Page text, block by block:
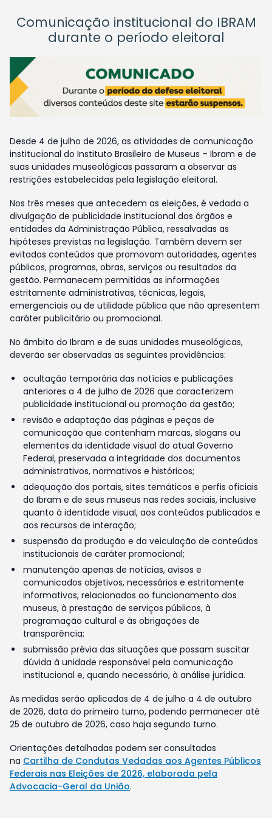
Comunicação institucional do IBRAM
durante o período eleitoral
Desde 4 de julho de 2026, as atividades de comunicação
institucional do Instituto Brasileiro de Museus – Ibram e de
suas unidades museológicas passaram a observar as
restrições estabelecidas pela legislação eleitoral.
Nos três meses que antecedem as eleições, é vedada a
divulgação de publicidade institucional dos órgãos e
entidades da Administração Pública, ressalvadas as
hipóteses previstas na legislação. Também devem ser
evitados conteúdos que promovam autoridades, agentes
públicos, programas, obras, serviços ou resultados da
gestão. Permanecem permitidas as informações
estritamente administrativas, técnicas, legais,
emergenciais ou de utilidade pública que não apresentem
caráter publicitário ou promocional.
No âmbito do Ibram e de suas unidades museológicas,
deverão ser observadas as seguintes providências:
ocultação temporária das notícias e publicações
anteriores a 4 de julho de 2026 que caracterizem
publicidade institucional ou promoção da gestão;
revisão e adaptação das páginas e peças de
comunicação que contenham marcas, slogans ou
elementos da identidade visual do atual Governo
Federal, preservada a integridade dos documentos
administrativos, normativos e históricos;
adequação dos portais, sites temáticos e perfis oficiais
do Ibram e de seus museus nas redes sociais, inclusive
quanto à identidade visual, aos conteúdos publicados e
aos recursos de interação;
suspensão da produção e da veiculação de conteúdos
institucionais de caráter promocional;
manutenção apenas de notícias, avisos e
comunicados objetivos, necessários e estritamente
informativos, relacionados ao funcionamento dos
museus, à prestação de serviços públicos, à
programação cultural e às obrigações de
transparência;
submissão prévia das situações que possam suscitar
dúvida à unidade responsável pela comunicação
institucional e, quando necessário, à análise jurídica.
As medidas serão aplicadas de 4 de julho a 4 de outubro
de 2026, data do primeiro turno, podendo permanecer até
25 de outubro de 2026, caso haja segundo turno.
Orientações detalhadas podem ser consultadas
na Cartilha de Condutas Vedadas aos Agentes Públicos
Federais nas Eleições de 2026, elaborada pela
Advocacia-Geral da União.